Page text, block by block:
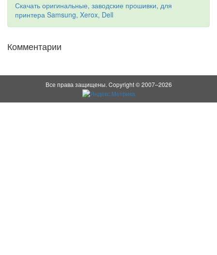
Скачать оригинальные, заводские прошивки, для
принтера Samsung, Xerox, Dell
Комментарии
Все права защищены. Copyright © 2007–2026